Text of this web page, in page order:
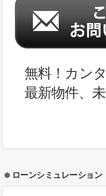
無料！カン
最新物件、
ローンシミュレーション